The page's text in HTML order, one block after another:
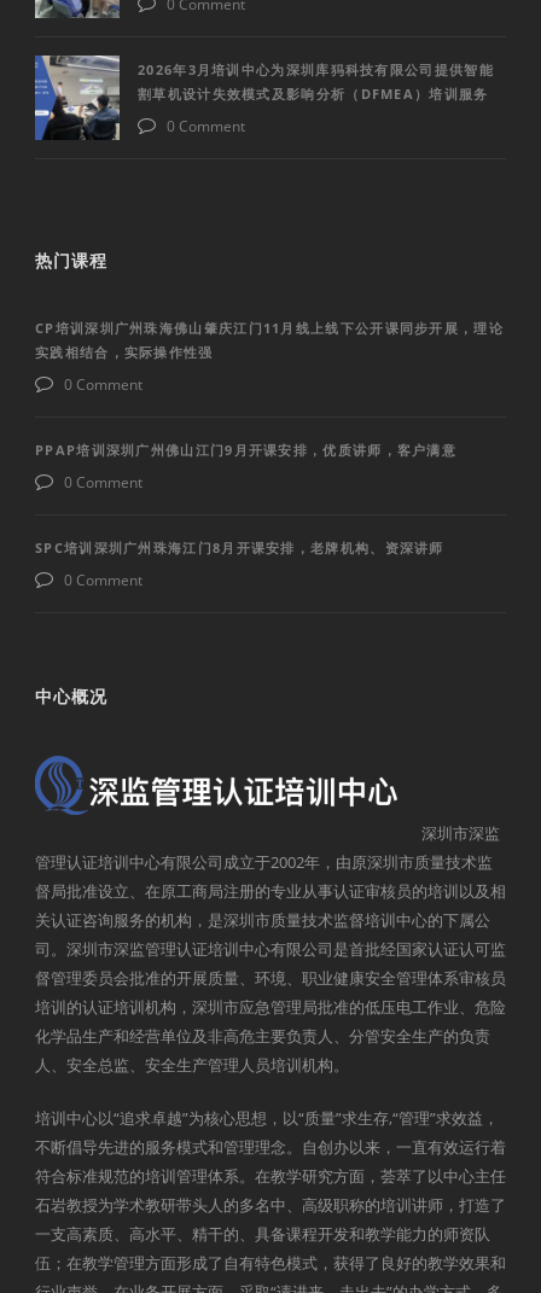
2026年3月培训中心为深圳库犸科技有限公司提供智能
割草机设计失效模式及影响分析（DFMEA）培训服务
0 Comment
热门课程
CP培训深圳广州珠海佛山肇庆江门11月线上线下公开课同步开展，理论
实践相结合，实际操作性强
0 Comment
PPAP培训深圳广州佛山江门9月开课安排，优质讲师，客户满意
0 Comment
SPC培训深圳广州珠海江门8月开课安排，老牌机构、资深讲师
0 Comment
中心概况
深圳市深监
管理认证培训中心有限公司成立于2002年，由原深圳市质量技术监
督局批准设立、在原工商局注册的专业从事认证审核员的培训以及相
关认证咨询服务的机构，是深圳市质量技术监督培训中心的下属公
司。深圳市深监管理认证培训中心有限公司是首批经国家认证认可监
督管理委员会批准的开展质量、环境、职业健康安全管理体系审核员
培训的认证培训机构，深圳市应急管理局批准的低压电工作业、危险
化学品生产和经营单位及非高危主要负责人、分管安全生产的负责
人、安全总监、安全生产管理人员培训机构。
培训中心以“追求卓越”为核心思想，以“质量”求生存,“管理”求效益，
不断倡导先进的服务模式和管理理念。自创办以来，一直有效运行着
符合标准规范的培训管理体系。在教学研究方面，荟萃了以中心主任
石岩教授为学术教研带头人的多名中、高级职称的培训讲师，打造了
一支高素质、高水平、精干的、具备课程开发和教学能力的师资队
伍；在教学管理方面形成了自有特色模式，获得了良好的教学效果和